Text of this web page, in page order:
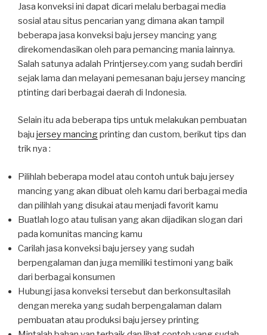
Jasa konveksi ini dapat dicari melalu berbagai media
sosial atau situs pencarian yang dimana akan tampil
beberapa jasa konveksi baju jersey mancing yang
direkomendasikan oleh para pemancing mania lainnya.
Salah satunya adalah Printjersey.com yang sudah berdiri
sejak lama dan melayani pemesanan baju jersey mancing
ptinting dari berbagai daerah di Indonesia.
Selain itu ada beberapa tips untuk melakukan pembuatan
baju jersey mancingprinting dan custom, berikut tips dan
trik nya :
Pilihlah beberapa model atau contoh untuk baju jersey
mancing yang akan dibuat oleh kamu dari berbagai media
dan pilihlah yang disukai atau menjadi favorit kamu
Buatlah logo atau tulisan yang akan dijadikan slogan dari
pada komunitas mancing kamu
Carilah jasa konveksi baju jersey yang sudah
berpengalaman dan juga memiliki testimoni yang baik
dari berbagai konsumen
Hubungi jasa konveksi tersebut dan berkonsultasilah
dengan mereka yang sudah berpengalaman dalam
pembuatan atau produksi baju jersey printing